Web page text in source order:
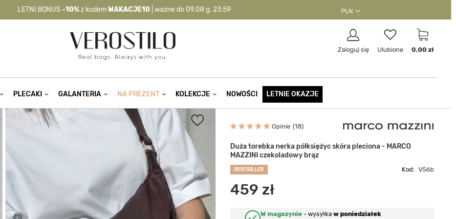
LETNI BONUS -10%z kodemWAKACJE10 | ważne do 09.08 g. 23:59
WAKACJE10 | nie dotyczy produktów z flagą OKAZJA >
PLN
Zaloguj się Ulubione 0,00 zł
PLECAKI GALANTERIA NA PREZENT KOLEKCJE NOWOŚCI LETNIE OKAZJE
Opinie 18
Duża torebka nerka półksiężyc skóra pleciona - MARCO
MAZZINI czekoladowy brąz
BESTSELLER Kod: VS6b
459 zł
W magazynie -wysyłkaw poniedziałek